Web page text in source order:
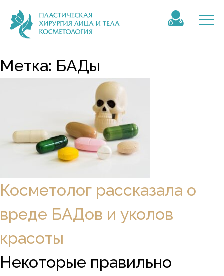
Метка: БАДы
Косметолог рассказала о
вреде БАДов и уколов
красоты
Некоторые правильно